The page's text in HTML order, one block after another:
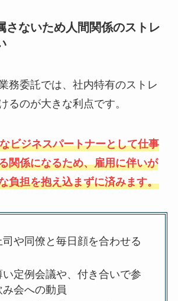
さないため人間関係のストレ
務委託では、社内特有のストレ
るのが大きな利点です。
ビジネスパートナーとして仕事
関係になるため、雇用に伴いが
負担を抱え込まずに済みます。
や同僚と毎日顔を合わせる
い定例会議や、付き合いで参
み会への動員